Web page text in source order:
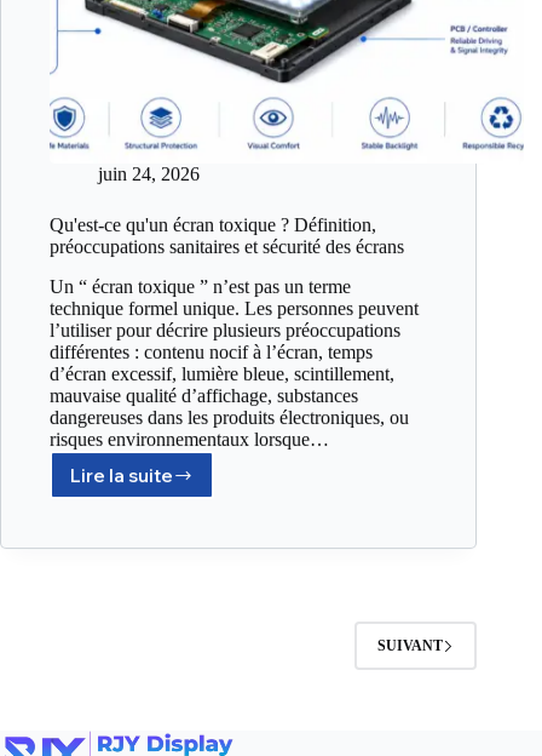
juin 24, 2026
Qu'est-ce qu'un écran toxique ? Définition,
préoccupations sanitaires et sécurité des écrans
Un “ écran toxique ” n’est pas un terme
technique formel unique. Les personnes peuvent
l’utiliser pour décrire plusieurs préoccupations
différentes : contenu nocif à l’écran, temps
d’écran excessif, lumière bleue, scintillement,
mauvaise qualité d’affichage, substances
dangereuses dans les produits électroniques, ou
risques environnementaux lorsque…
Lire la suite
SUIVANT